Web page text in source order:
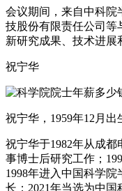
会议期间，来自中科院
技股份有限责任公司等
新研究成果、技术进展
祝宁华
祝宁华，1959年12月
祝宁华于1982年从成
事博士后研究工作；
1998年进入中国科学
长；2021年当选为中国